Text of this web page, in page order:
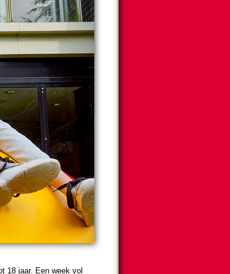
18 jaar. Een week vol